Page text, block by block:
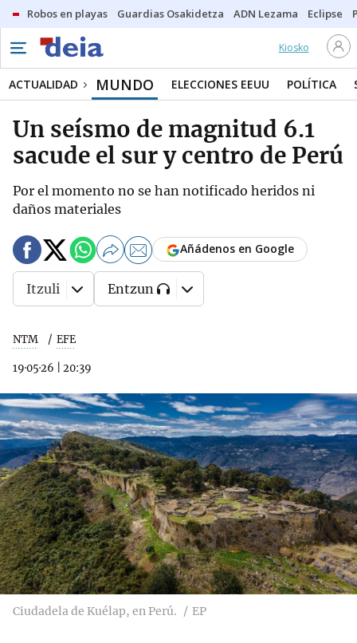
Robos en playas Guardias Osakidetza ADN Lezama Eclipse
Kiosko
ACTUALIDAD MUNDO ELECCIONES EEUU POLÍTICA
Un seísmo de magnitud 6.1
sacude el sur y centro de Perú
Por el momento no se han notificado heridos ni
daños materiales
NTM EFE
19·05·26 20:39
Añádenos en Google
Itzuli Entzun
Ciudadela de Kuélap, en Perú. EP